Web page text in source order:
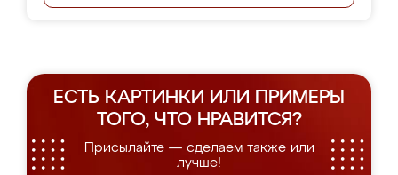
ЕСТЬ КАРТИНКИ ИЛИ ПРИМЕРЫ
ТОГО, ЧТО НРАВИТСЯ?
Присылайте — сделаем также или
лучше!